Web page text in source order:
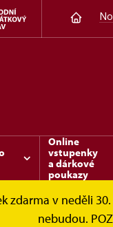
Online
vstupenky
a dárkové
poukazy
zdarma v neděli
nebudou.
Noc na